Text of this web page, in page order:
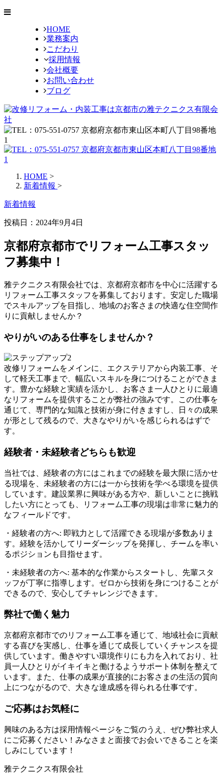
HOME
業務案内
こだわり
採用情報
会社概要
お問い合わせ
ブログ
HOME >
新着情報 >
新着情報
投稿日：2024年9月4日
京都府京都市でリフォーム工事スタッ
フ募集中！
雅テクニクス有限会社では、京都府京都市を中心に活躍する
リフォーム工事スタッフを募集しております。安定した職場
でスキルアップを目指し、地域のお客さまの快適な住空間作
りに貢献しませんか？
やりがいのある仕事をしませんか？
改修リフォームをメインに、エクステリアから内装工事、そ
して軽天工事まで、幅広いスキルを身につけることができま
す。豊かな経験と実績を活かし、お客さま一人ひとりに最適
なリフォームを提供することが弊社の強みです。この仕事を
通じて、専門的な知識と技術が身に付きますし、日々の成果
が形として残るので、大きなやりがいを感じられるはずで
す。
経験者・未経験者どちらも歓迎
当社では、経験者の方にはこれまでの経験を最大限に活かせ
る現場を、未経験者の方には一から技術を学べる環境を提供
しています。建設業界に興味がある方や、新しいことに挑戦
したい方にとっても、リフォーム工事の現場は非常に魅力的
なフィールドです。
・経験者の方へ: 即戦力として活躍できる現場が多数ありま
す。経験を活かしてリーダーシップを発揮し、チームを率い
るポジションも目指せます。
・未経験者の方へ: 基本的な作業からスタートし、先輩スタ
ッフが丁寧に指導します。ゼロから技術を身につけることが
できるので、安心してチャレンジできます。
弊社で働く魅力
京都府京都市でのリフォーム工事を通じて、地域社会に貢献
する喜びを実感し、仕事を通じて成長していくチャンスを提
供しています。働きやすい環境作りにも力を入れており、社
員一人ひとりがイキイキと働けるようサポート体制を整えて
います。また、仕事の成果が直接的にお客さまの生活の質向
上につながるので、大きな達成感を得られる仕事です。
ご応募はお気軽に
興味のある方は採用情報ページをご覧のうえ、ぜひ弊社求人
にご応募ください！みなさまと面接でお会いできることを楽
しみにしています！
雅テクニクス有限会社